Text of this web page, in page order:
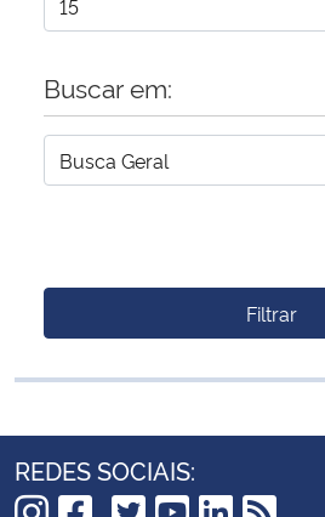
Buscar em:
Filtrar
REDES SOCIAIS: